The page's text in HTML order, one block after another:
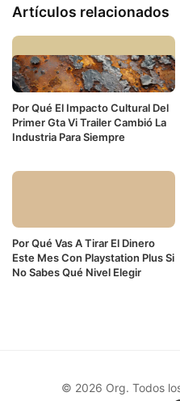
Artículos relacionados
Por Qué El Impacto Cultural Del
Primer Gta Vi Trailer Cambió La
Industria Para Siempre
Por Qué Vas A Tirar El Dinero
Este Mes Con Playstation Plus Si
No Sabes Qué Nivel Elegir
© 2026 Org. Todos